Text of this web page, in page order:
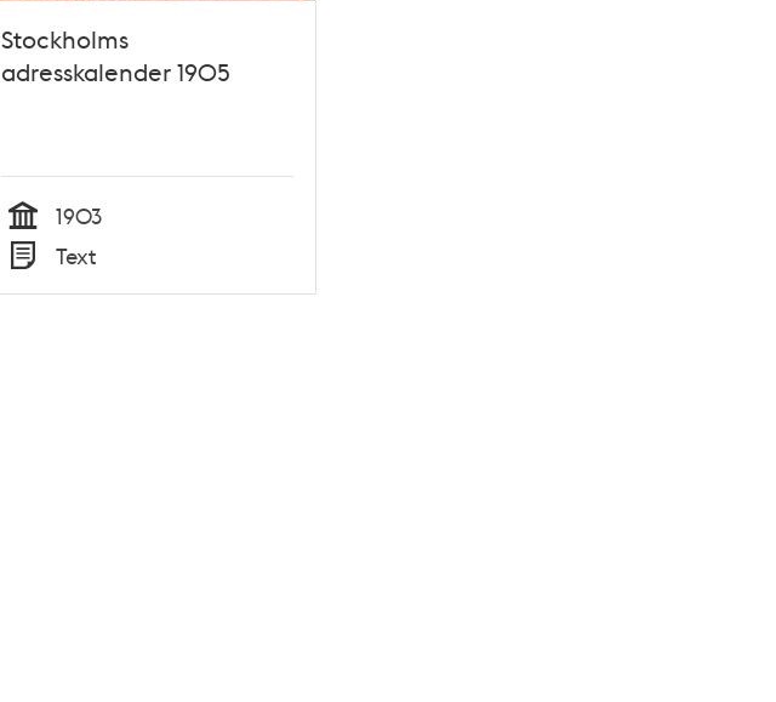
Stockholms
adresskalender 1905
Tid
1903
Text